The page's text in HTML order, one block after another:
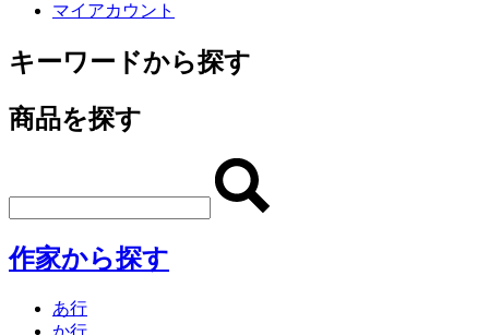
マイアカウント
キーワードから探す
商品を探す
作家から探す
あ行
か行